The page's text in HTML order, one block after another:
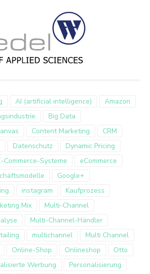
AI (artificial intelligence)
Amazon
Big Data
Content Marketing
CRM
Datenschutz
Dynamic Pricing
Commerce-Systeme
eCommerce
Google+
instagram
Kaufprozess
Mix
Multi-Channel
Multi-Channel-Händler
multichannel
Multi Channel
Online-Shop Onlineshop
Otto
Werbung
Personalisierung